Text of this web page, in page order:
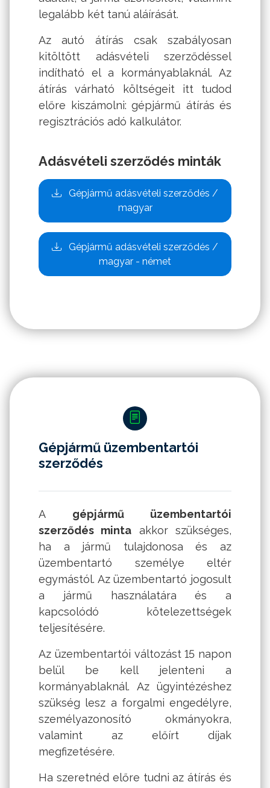
legalább két tanú aláírását.
Az autó átírás csak szabályosan
kitöltött adásvételi szerződéssel
indítható el a kormányablaknál. Az
átírás várható költségeit itt tudod
előre kiszámolni: gépjármű átírás és
regisztrációs adó kalkulátor.
Adásvételi szerződés minták
Gépjármű adásvételi szerződés /
magyar
Gépjármű adásvételi szerződés /
magyar - német
Gépjármű üzembentartói
szerződés
A gépjármű üzembentartói
szerződés minta akkor szükséges,
ha a jármű tulajdonosa és az
üzembentartó személye eltér
egymástól. Az üzembentartó jogosult
a jármű használatára és a
kapcsolódó kötelezettségek
teljesítésére.
Az üzembentartói változást 15 napon
belül be kell jelenteni a
kormányablaknál. Az ügyintézéshez
szükség lesz a forgalmi engedélyre,
személyazonosító okmányokra,
valamint az előírt díjak
megfizetésére.
Ha szeretnéd előre tudni az átírás és